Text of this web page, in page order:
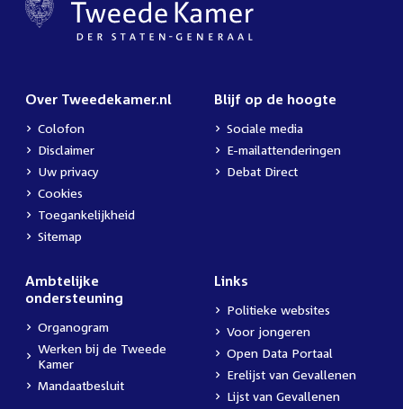
Over Tweedekamer.nl
Colofon
Disclaimer
Uw privacy
Cookies
Toegankelijkheid
Sitemap
Blijf op de hoogte
Sociale media
E-mailattenderingen
Debat Direct
Ambtelijke
ondersteuning
Organogram
Werken bij de Tweede
Kamer
Mandaatbesluit
Links
Politieke websites
Voor jongeren
Open Data Portaal
Erelijst van Gevallenen
Lijst van Gevallenen